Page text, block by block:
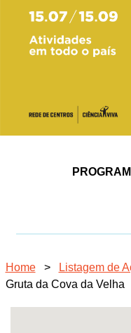
Home > Listagem de
Gruta da Cova da Velha